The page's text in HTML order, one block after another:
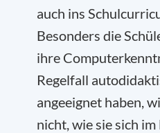
auch ins
Besonders die
ihre
Regelfall
angeeignet haben,
nicht, wie sie sich im